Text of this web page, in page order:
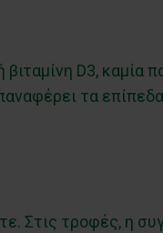
D3,
τα
Στις τροφές, η